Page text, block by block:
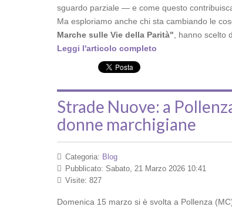
sguardo parziale — e come questo
Ma esploriamo anche chi sta cambiando le
Marche sulle Vie della Parità" , hanno scelto
Leggi l'articolo completo
Strade Nuove: a
donne marchigiane
Categoria: Blog
Pubblicato: Sabato, 21 Marzo 2026 10:41
Visite: 827
Domenica 15 marzo si è svolta a Pollenza